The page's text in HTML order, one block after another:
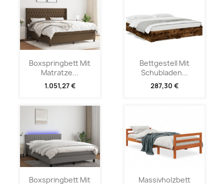
Boxspringbett Mit
Matratze...
1.051,27 €
Bettgestell Mit
Schubladen...
287,30 €
Boxspringbett Mit Massivholzbett